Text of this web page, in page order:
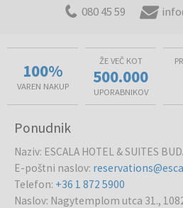
080 45 59
100%
VAREN NAKUP
ŽE VEČ KOT
500.000
UPORABNIKOV
Ponudnik
Naziv: ESCALA HOTEL & SUITES
E-poštni naslov:
Telefon: +36 1 872 5900
Naslov: Nagytemplom utca 31.,